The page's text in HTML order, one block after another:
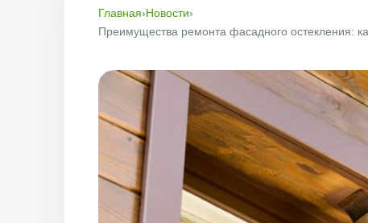
Главная›Новости›
Преимущества ремонта фасадного остекления: